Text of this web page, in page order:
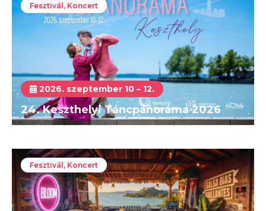
Fesztivál, Koncert
2026. szeptember 10 – 12.
24. Keszthelyi Táncpanoráma 2026
Fesztivál, Koncert